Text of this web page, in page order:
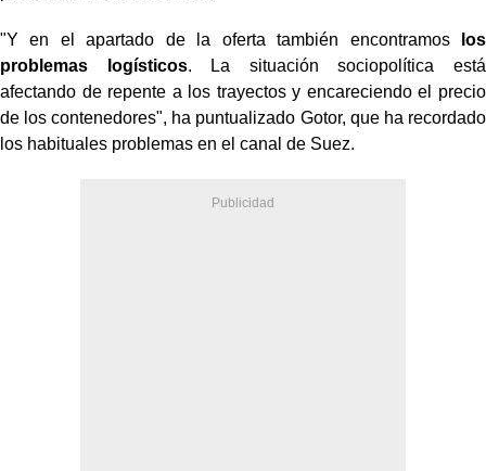
"Y en el apartado de la oferta también encontramos
los
problemas logísticos. La situación sociopolítica está
afectando de repente a los trayectos y encareciendo el precio
de los contenedores", ha puntualizado Gotor, que ha recordado
los habituales problemas en el canal de Suez.